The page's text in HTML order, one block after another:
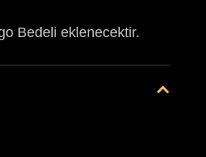
Bedeli eklenecektir.